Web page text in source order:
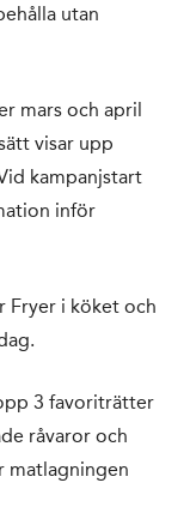
utan
mars och april
visar upp
kampanjstart
inför
Fryer i köket och
3 favoriträtter
råvaror och
matlagningen